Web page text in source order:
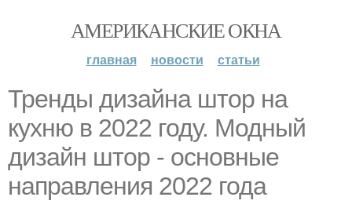
АМЕРИКАНСКИЕ ОКНА
главная новости статьи
Тренды дизайна штор на
кухню в 2022 году. Модный
дизайн штор - основные
направления 2022 года